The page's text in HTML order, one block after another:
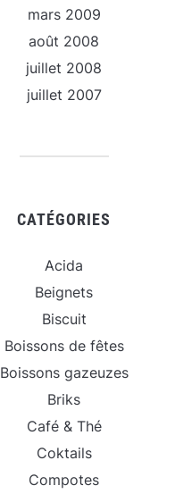
mars 2009
août 2008
juillet 2008
juillet 2007
CATÉGORIES
Acida
Beignets
Biscuit
Boissons de fêtes
Boissons gazeuzes
Briks
Café & Thé
Coktails
Compotes